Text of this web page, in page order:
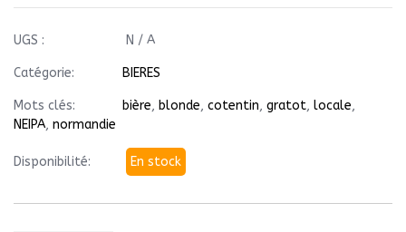
UGS : N / A
Catégorie: BIERES
Mots clés: bière, blonde, cotentin, gratot, locale,
NEIPA, normandie
Disponibilité: En stock